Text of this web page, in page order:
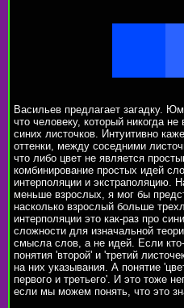
Васильев предлагает загадку.
что человеку, который никогда
синих листочков. Интуитивно
оттенки, между соседними
что либо цвет не является
комбинирование простых идей
интерполяции и экстраполяцию.
меньше взрослых, я мог бы
насколько взрослый больше
интерполяции это как-раз про
сложности для изначальной
смысла слов, а не идей. Если
понятия 'второй' и 'третий
на них указывания. А понятие
первого и третьего'. И это тоже
если мы можем понять, что это